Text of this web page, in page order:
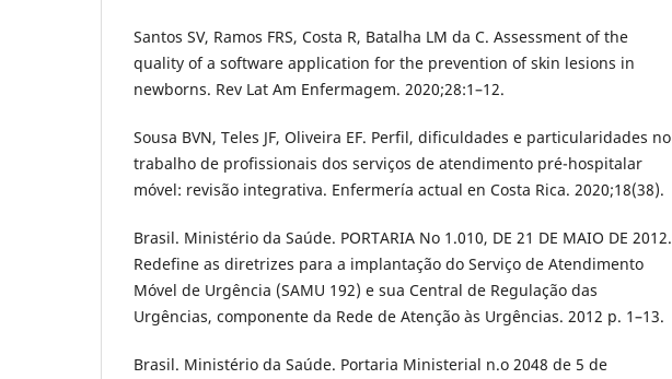
Santos SV, Ramos FRS, Costa R, Batalha LM da C. Assessment of the
quality of a software application for the prevention of skin lesions in
newborns. Rev Lat Am Enfermagem. 2020;28:1–12.
Sousa BVN, Teles JF, Oliveira EF. Perfil, dificuldades e particularidades no
trabalho de profissionais dos serviços de atendimento pré-hospitalar
móvel: revisão integrativa. Enfermería actual en Costa Rica. 2020;18(38).
Brasil. Ministério da Saúde. PORTARIA No 1.010, DE 21 DE MAIO DE 2012.
Redefine as diretrizes para a implantação do Serviço de Atendimento
Móvel de Urgência (SAMU 192) e sua Central de Regulação das
Urgências, componente da Rede de Atenção às Urgências. 2012 p. 1–13.
Brasil. Ministério da Saúde. Portaria Ministerial n.o 2048 de 5 de